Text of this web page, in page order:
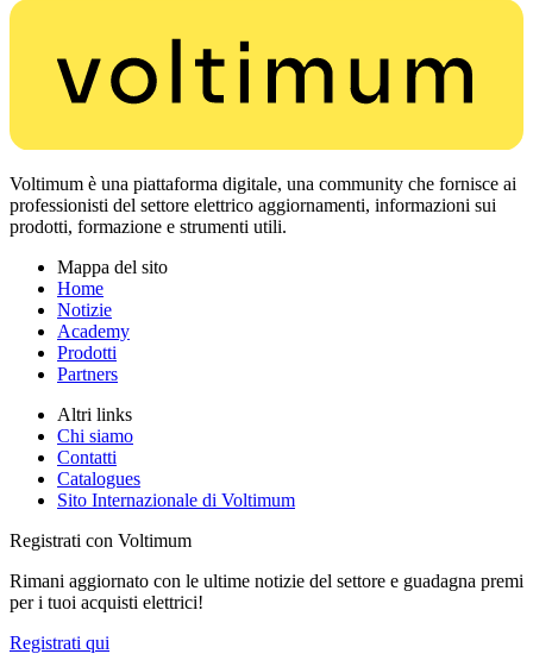
Voltimum è una piattaforma digitale, una community che fornisce ai
professionisti del settore elettrico aggiornamenti, informazioni sui
prodotti, formazione e strumenti utili.
Mappa del sito
Home
Notizie
Academy
Prodotti
Partners
Altri links
Chi siamo
Contatti
Catalogues
Sito Internazionale di Voltimum
Registrati con Voltimum
Rimani aggiornato con le ultime notizie del settore e guadagna premi
per i tuoi acquisti elettrici!
Registrati qui